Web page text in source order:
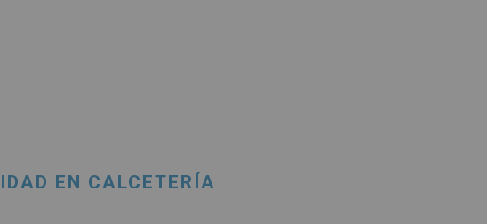
EN CALCETERÍA